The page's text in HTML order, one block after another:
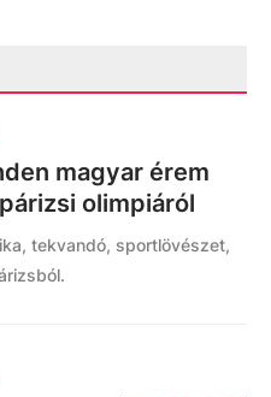
magyar érem
olimpiáról
tekvandó, sportlövészet,